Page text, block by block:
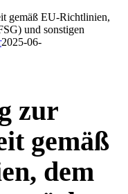
gemäß EU-Richtlinien,
und sonstigen
2025-06-
zur
gemäß
dem